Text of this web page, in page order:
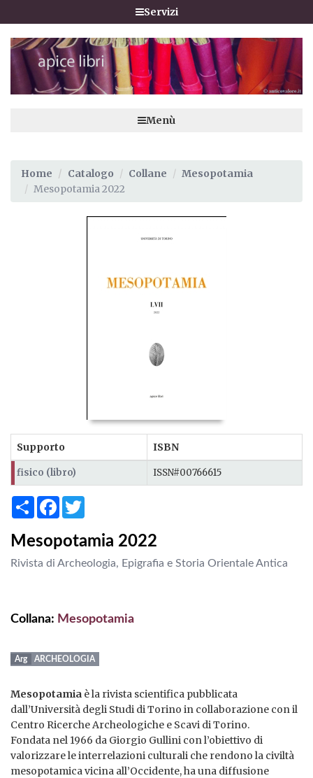
Servizi
Menù
Home Catalogo Collane
Mesopotamia
Mesopotamia 2022
Supporto ISBN
fisico (libro) ISSN#00766615
ShareFacebook
Mesopotamia 2022
Rivista di Archeologia, Epigrafia e Storia Orientale Antica
Collana: Mesopotamia
ARCHEOLOGIA
Mesopotamia è la rivista scientifica pubblicata
dall’Università degli Studi di Torino in collaborazione con il
Centro Ricerche Archeologiche e Scavi di Torino.
Fondata nel 1966 da Giorgio Gullini con l’obiettivo di
valorizzare le interrelazioni culturali che rendono la civiltà
mesopotamica vicina all’Occidente, ha una diffusione